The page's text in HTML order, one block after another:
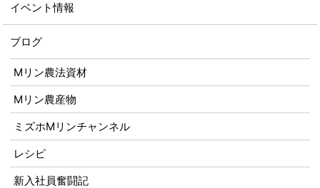
イベント情報
ブログ
Mリン農法資材
Mリン農産物
ミズホMリンチャンネル
レシピ
新入社員奮闘記